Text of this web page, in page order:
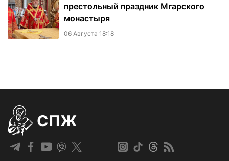
престольный праздник Мгарского
монастыря
06 Августа 18:18
СПЖ